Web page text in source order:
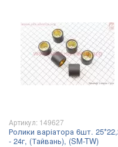
Артикул: 149627
Ролики варіатора 6шт.
- 24г, (Тайвань), (SM-TW)